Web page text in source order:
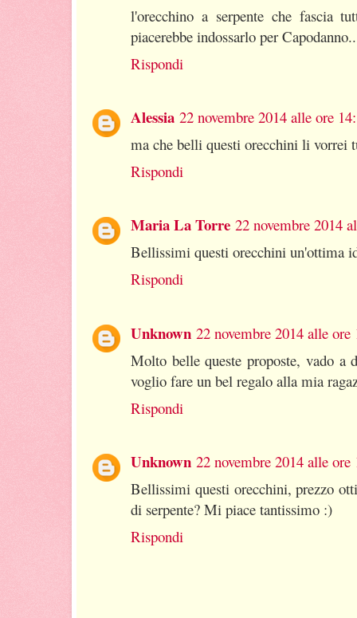
l'orecchino a serpente che fascia
piacerebbe indossarlo per
Rispondi
Alessia 22 novembre 2014 alle ore
ma che belli questi orecchini li vorrei
Rispondi
Maria La Torre 22 novembre 2014
Bellissimi questi orecchini un'ottima
Rispondi
Unknown 22 novembre 2014 alle ore
Molto belle queste proposte, vado a
voglio fare un bel regalo alla mia
Rispondi
Unknown 22 novembre 2014 alle ore
Bellissimi questi orecchini, prezzo
di serpente? Mi piace tantissimo :)
Rispondi